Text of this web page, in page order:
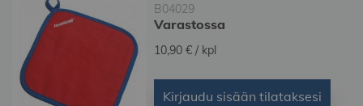
B04029
Varastossa
10,90 € / kpl
Kirjaudu sisään tilataksesi